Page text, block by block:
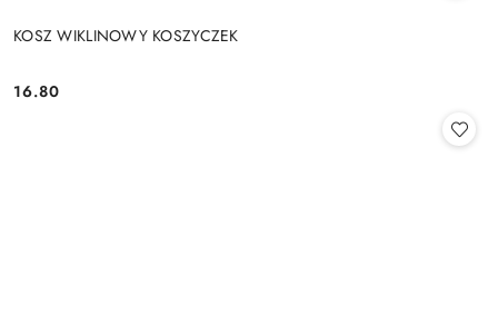
KOSZ WIKLINOWY KOSZYCZEK
Cena:
16.80